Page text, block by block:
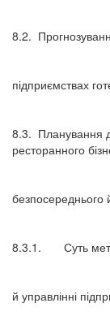
8.2.
підприємствах
8.3. Планування
ресторанного
безпосереднього
8.3.1. Суть
й управлінні